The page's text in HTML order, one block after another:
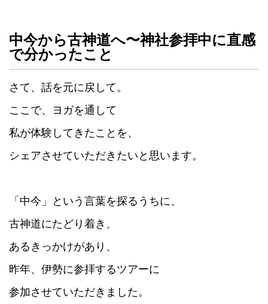
中今から古神道へ〜神社参拝中に直感
で分かったこと
さて、話を元に戻して。
ここで、ヨガを通して
私が体験してきたことを、
シェアさせていただきたいと思います。
「中今」という言葉を探るうちに、
古神道にたどり着き、
あるきっかけがあり、
昨年、伊勢に参拝するツアーに
参加させていただきました。